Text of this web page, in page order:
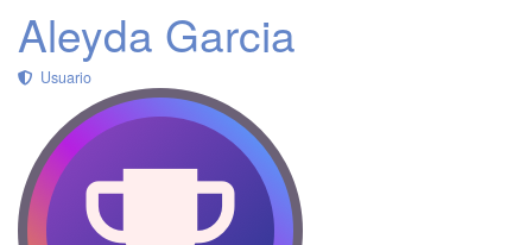
Aleyda Garcia
Usuario